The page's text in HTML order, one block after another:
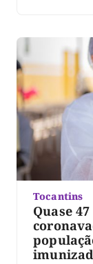
feira (18), os
a
Tocantins
Quase